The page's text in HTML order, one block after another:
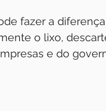
fazer a
o lixo,
e do